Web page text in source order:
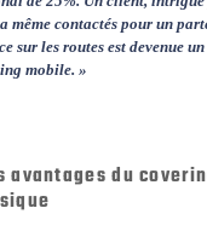
même contactés pour un
sur les routes est devenue
mobile. »
avantages du